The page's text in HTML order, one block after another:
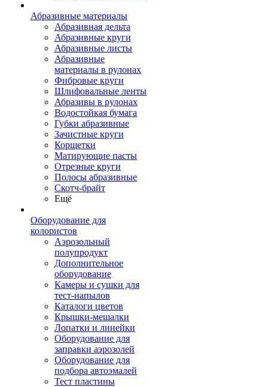
Абразивные материалы
Абразивная дельта
Абразивные круги
Абразивные листы
Абразивные
материалы в рулонах
Фибровые круги
Шлифовальные ленты
Абразивы в рулонах
Водостойкая бумага
Губки абразивные
Зачистные круги
Корщетки
Матирующие пасты
Отрезные круги
Полосы абразивные
Скотч-брайт
Ещё
Оборудование для
колористов
Аэрозольный
полупродукт
Дополнительное
оборудование
Камеры и сушки для
тест-напылов
Каталоги цветов
Крышки-мешалки
Лопатки и линейки
Оборудование для
заправки аэрозолей
Оборудование для
подбора автоэмалей
Тест пластины